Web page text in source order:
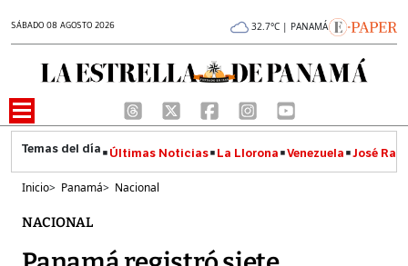
SÁBADO 08 AGOSTO 2026 32.7°C | PANAMÁ
Últimas Noticias La Llorona Venezuela José
Inicio> Panamá> Nacional
NACIONAL